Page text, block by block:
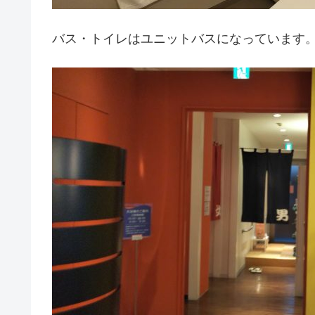
バス・トイレはユニットバスになっています